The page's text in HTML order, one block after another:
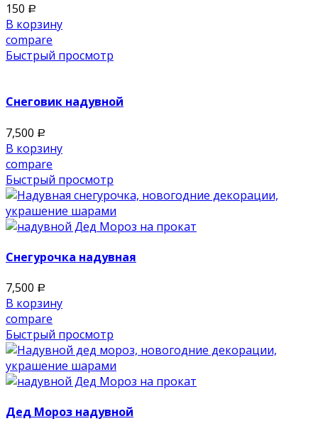
150 Р
В корзину
compare
Быстрый просмотр
Снеговик надувной
7,500 Р
В корзину
compare
Быстрый просмотр
Снегурочка надувная
7,500 Р
В корзину
compare
Быстрый просмотр
Дед Мороз надувной